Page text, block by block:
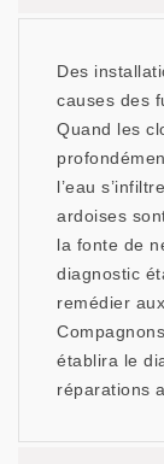
Des
causes des
Quand les
l’eau
ardoises
la fonte de
diagnostic
remédier
établira le
réparations